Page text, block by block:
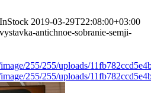
2019-03-29T22:08:00+03:00
antichnoe-sobranie-semji-
255/255/uploads/
255/255/uploads/